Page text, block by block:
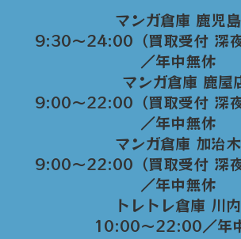
マンガ倉庫 鹿児
9:30～24:00（買取受付 深
／年中無休
マンガ倉庫 鹿屋
9:00～22:00（買取受付 深
／年中無休
マンガ倉庫 加治
9:00〜22:00（買取受付 深
／年中無休
トレトレ倉庫 川
10:00〜22:00／年